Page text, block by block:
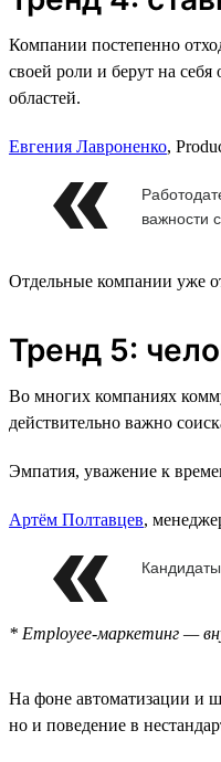
Компании постепенно
своей роли и берут на себя
областей.
Евгения Лавроненко,
важности
Отдельные компании уже
Тренд 5:
Во многих компаниях
действительно важно
Эмпатия, уважение к
Артём Полтавцев,
* Employee-маркетинг —
На фоне автоматизации и
но и поведение в